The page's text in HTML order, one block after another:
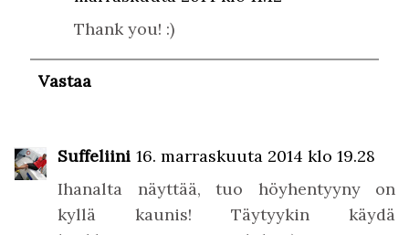
Thank you! :)
Vastaa
Suffeliini 16. marraskuuta 2014 klo 19.28
Ihanalta näyttää, tuo höyhentyyny on
kyllä kaunis! Täytyykin käydä